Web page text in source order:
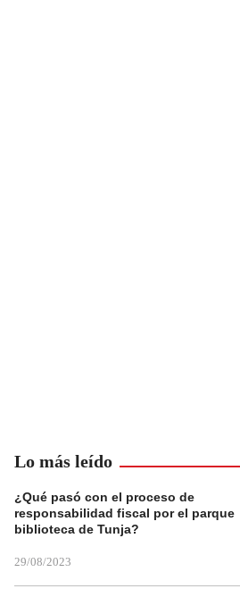
Lo más leído
¿Qué pasó con el proceso de
responsabilidad fiscal por el parque
biblioteca de Tunja?
29/08/2023